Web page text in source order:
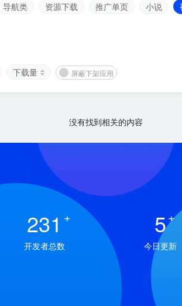
导航类 资源下载 推广单页 小说
下载量 屏蔽下架应用
没有找到相关的内容
231 +
开发者总数
5+
今日更新